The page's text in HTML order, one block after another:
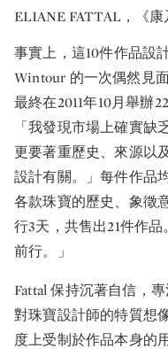
ELIANE FATTAL，《康
事實上，這10件作品設
Wintour 的一次偶然見
最終在2011年10月舉辦
「我發現市場上確實缺
更要著重歷史、來源以
設計有關。」每件作品
各款珠寶的歷史、象徵
行3天，共售出21件作
前行。」
Fattal 保持沉著自信，
對珠寶設計師的特質想
度上受制於作品本身的